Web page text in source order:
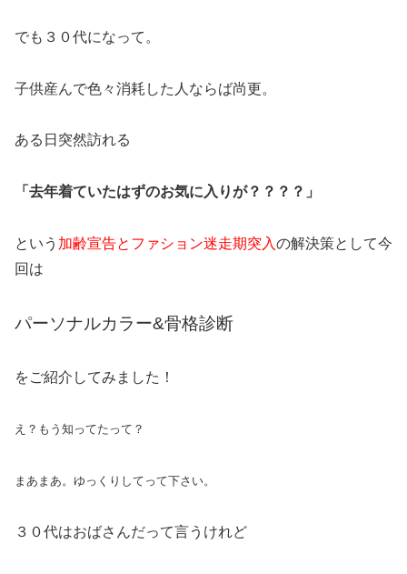
でも３０代になって。
子供産んで色々消耗した人ならば尚更。
ある日突然訪れる
「去年着ていたはずのお気に入りが？？？？」
という 加齢宣告とファション迷走期突入の解決策として今
回は
パーソナルカラー&骨格診断
をご紹介してみました！
え？もう知ってたって？
まあまあ。ゆっくりしてって下さい。
３０代はおばさんだって言うけれど